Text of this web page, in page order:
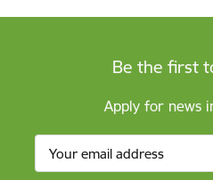
Be the first
Apply for news